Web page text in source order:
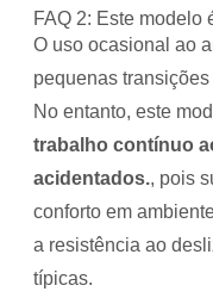
FAQ 2: Este modelo
O uso ocasional ao
pequenas
No entanto, este
trabalho contínuo
acidentados., pois
conforto em
a resistência ao
típicas.